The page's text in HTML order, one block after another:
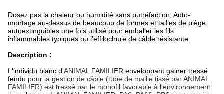
Dosez pas la chaleur ou humidité sans putréfaction, Auto-
montage au-dessus de beaucoup de formes et tailles de piège
autoextinguibles une fois utilisé pour emballer les fils
inflammables typiques ou l'effilochure de câble résistante.
Description :
L'individu blanc d'ANIMAL FAMILIER enveloppant gainer tressé
fendu pour la gestion de câble (tube de maille tissé par ANIMAL
FAMILIER) est tressé par le monofil favorable à l'environnement